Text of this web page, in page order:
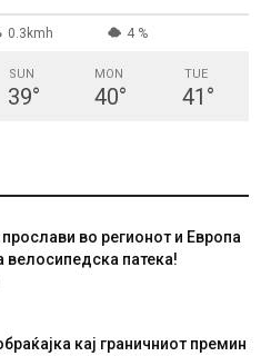
0.3kmh 4 %
SUN
39°
MON
40°
TUE
41 °
во регионот и Европа
велосипедска патека!
кај граничниот премин